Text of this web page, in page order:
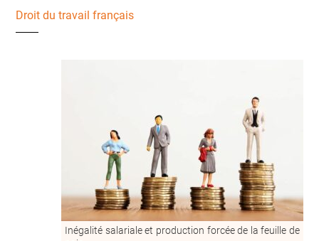
Droit du travail français
Inégalité salariale et production forcée de la feuille de